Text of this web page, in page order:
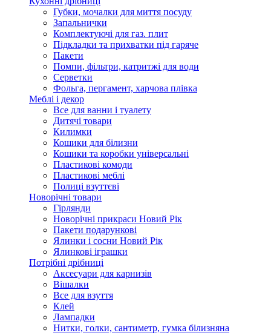
Губки, мочалки для миття посуду
Запальнички
Комплектуючі для газ. плит
Підкладки та прихватки під гаряче
Пакети
Помпи, фільтри, катритжі для води
Серветки
Фольга, пергамент, харчова плівка
Меблі і декор
Все для ванни і туалету
Дитячі товари
Килимки
Кошики для білизни
Кошики та коробки універсальні
Пластикові комоди
Пластикові меблі
Полиці взуттєві
Новорічні товари
Гірлянди
Новорічні прикраси Новий Рік
Пакети подарункові
Ялинки і сосни Новий Рік
Ялинкові іграшки
Потрібні дрібниці
Аксесуари для карнизів
Вішалки
Все для взуття
Клей
Лампадки
Нитки, голки, сантиметр, гумка білизняна